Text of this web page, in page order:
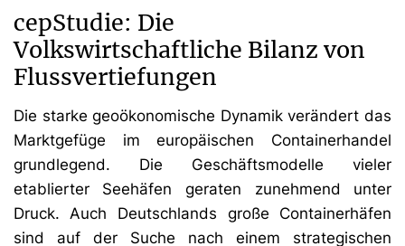
cepStudie: Die
Volkswirtschaftliche Bilanz von
Flussvertiefungen
Die starke geoökonomische Dynamik verändert das
Marktgefüge im europäischen Containerhandel
grundlegend. Die Geschäftsmodelle vieler
etablierter Seehäfen geraten zunehmend unter
Druck. Auch Deutschlands große Containerhäfen
sind auf der Suche nach einem strategischen